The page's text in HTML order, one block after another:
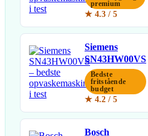
premium
★ 4.3 / 5
Siemens
SN43HW00VS
Bedste
fritstående
budget
★ 4.2 / 5
Bosch